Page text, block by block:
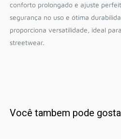
conforto prolongado e ajuste
segurança no uso e ótima
proporciona versatilidade, ideal
streetwear.
Você tambem pode